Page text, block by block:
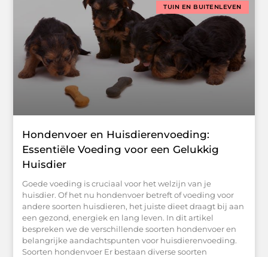
TUIN EN BUITENLEVEN
Hondenvoer en Huisdierenvoeding:
Essentiële Voeding voor een Gelukkig
Huisdier
Goede voeding is cruciaal voor het welzijn van je
huisdier. Of het nu hondenvoer betreft of voeding voor
andere soorten huisdieren, het juiste dieet draagt bij aan
een gezond, energiek en lang leven. In dit artikel
bespreken we de verschillende soorten hondenvoer en
belangrijke aandachtspunten voor huisdierenvoeding.
Soorten hondenvoer Er bestaan diverse soorten